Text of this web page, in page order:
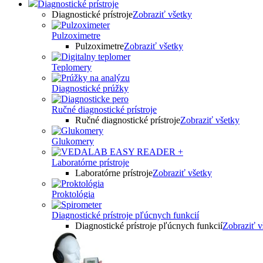
Diagnostické prístroje
Diagnostické prístrojeZobraziť všetky
Pulzoximetre
PulzoximetreZobraziť všetky
Teplomery
Diagnostické prúžky
Ručné diagnostické prístroje
Ručné diagnostické prístrojeZobraziť všetky
Glukomery
Laboratórne prístroje
Laboratórne prístrojeZobraziť všetky
Proktológia
Diagnostické prístroje pľúcnych funkcií
Diagnostické prístroje pľúcnych funkciíZobraziť